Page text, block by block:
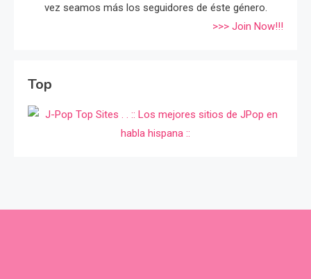
vez seamos más los seguidores de éste género.
>>> Join Now!!!
Top